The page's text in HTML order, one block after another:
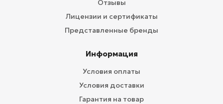
Отзывы
Лицензии и сертификаты
Представленные бренды
Информация
Условия оплаты
Условия доставки
Гарантия на товар